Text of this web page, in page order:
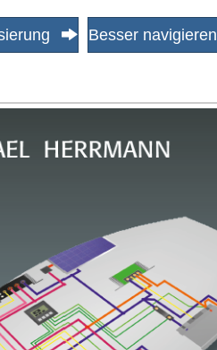
Besser navigieren